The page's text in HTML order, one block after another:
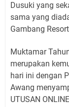
Dusuki yang
sama yang
Gambang
Muktamar
merupakan
hari ini dengan
Awang
UTUSAN ONLINE